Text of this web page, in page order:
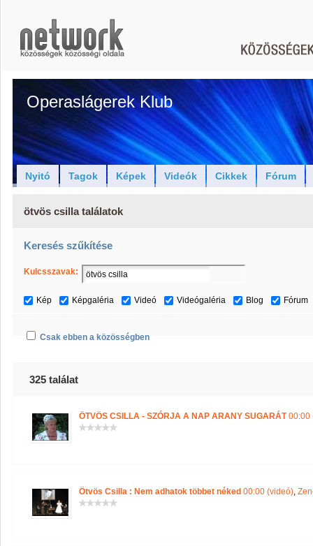
Operaslágerek Klub
Nyitó Tagok Képek Videók Cikkek Fórum
ötvös csilla találatok
Keresés szűkítése
Kulcsszavak:
Kép Képgaléria Videó Videógaléria Blog Fórum
Csak ebben a közösségben
325 találat
ÖTVÖS CSILLA - SZÓRJA A NAP ARANY SUGARÁT00:00
Ötvös Csilla : Nem adhatok többet néked 00:00 (videó),